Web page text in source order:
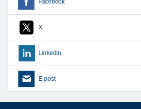
Facebook
X
LinkedIn
E-post